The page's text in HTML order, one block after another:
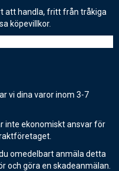
att handla, fritt från tråkiga
köpevillkor.
vi dina varor inom 3-7
inte ekonomiskt ansvar för
omedelbart anmäla detta
och göra en skadeanmälan.